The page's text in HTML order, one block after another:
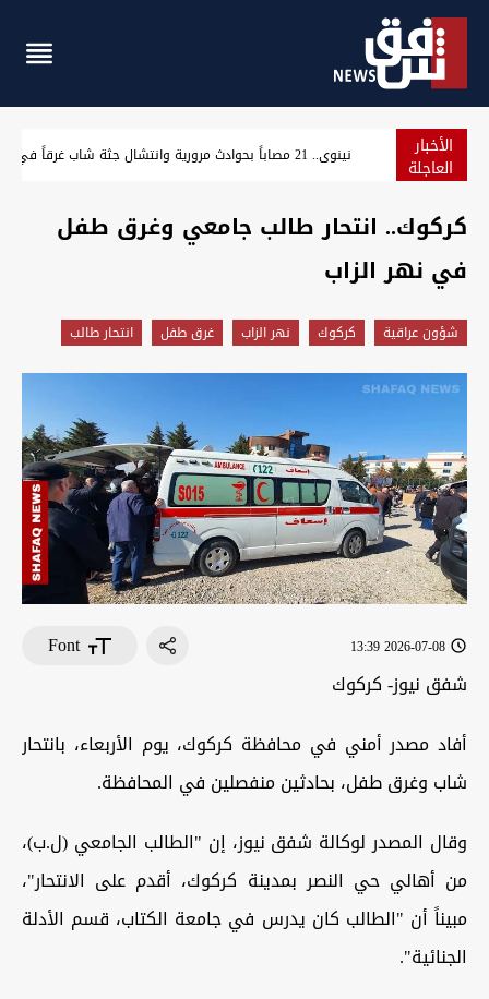
الأخبار
العاجلة حراك شمال البصرة يرفع 5 مطالب ويهدد بإغلاق الشوارع والحقول النفطية
كركوك.. انتحار طالب جامعي وغرق طفل
في نهر الزاب
شؤون عراقية كركوك نهر الزاب غرق طفل انتحار طالب
2026-07-08 13:39
Font
شفق نيوز- كركوك
أفاد مصدر أمني في محافظة كركوك، يوم الأربعاء، بانتحار
شاب وغرق طفل، بحادثين منفصلين في المحافظة.
وقال المصدر لوكالة شفق نيوز، إن "الطالب الجامعي (ل.ب)،
من أهالي حي النصر بمدينة كركوك، أقدم على الانتحار"،
مبيناً أن "الطالب كان يدرس في جامعة الكتاب، قسم الأدلة
الجنائية".